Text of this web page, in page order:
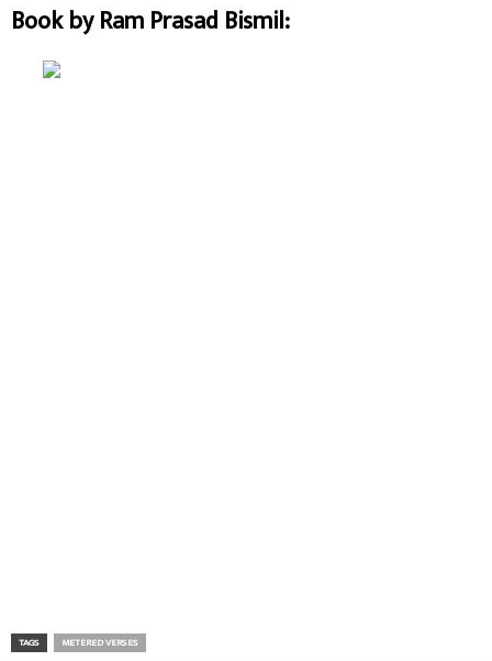
Book by Ram Prasad Bismil:
TAGS METERED VERSES